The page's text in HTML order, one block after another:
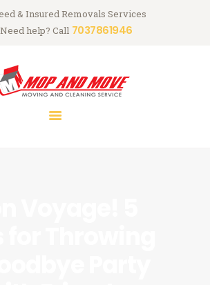
& Insured Removals Services
Need help? Call 7037861946